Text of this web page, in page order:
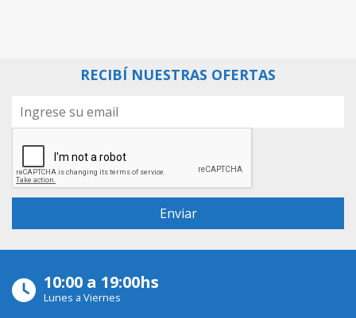
RECIBÍ NUESTRAS OFERTAS
10:00 a 19:00hs
Lunes a Viernes